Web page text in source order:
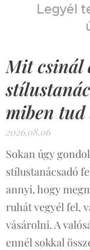
Legyél
Mit csinál
miben tud
2026.08.06
Sokan úgy
stílustanácsadó
annyi, hogy
ruhát vegyél fel,
vásárolni. A
ennél sokkal